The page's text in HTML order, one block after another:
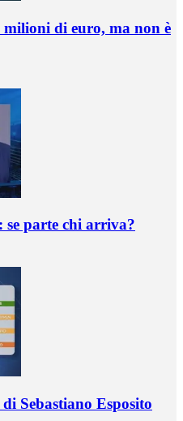
di euro, ma non è
parte chi arriva?
Sebastiano Esposito